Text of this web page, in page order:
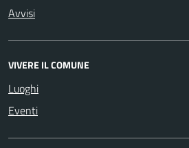
Avvisi
VIVERE IL COMUNE
Luoghi
Eventi